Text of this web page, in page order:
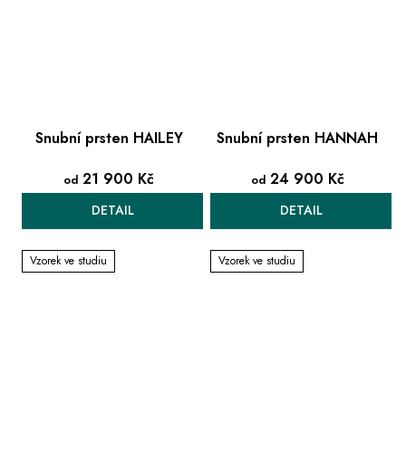
Snubní prsten HAILEY
od 21 900 Kč
DETAIL
Snubní prsten HANNAH
od24 900 Kč
DETAIL
Vzorek ve studiu Vzorek ve studiu